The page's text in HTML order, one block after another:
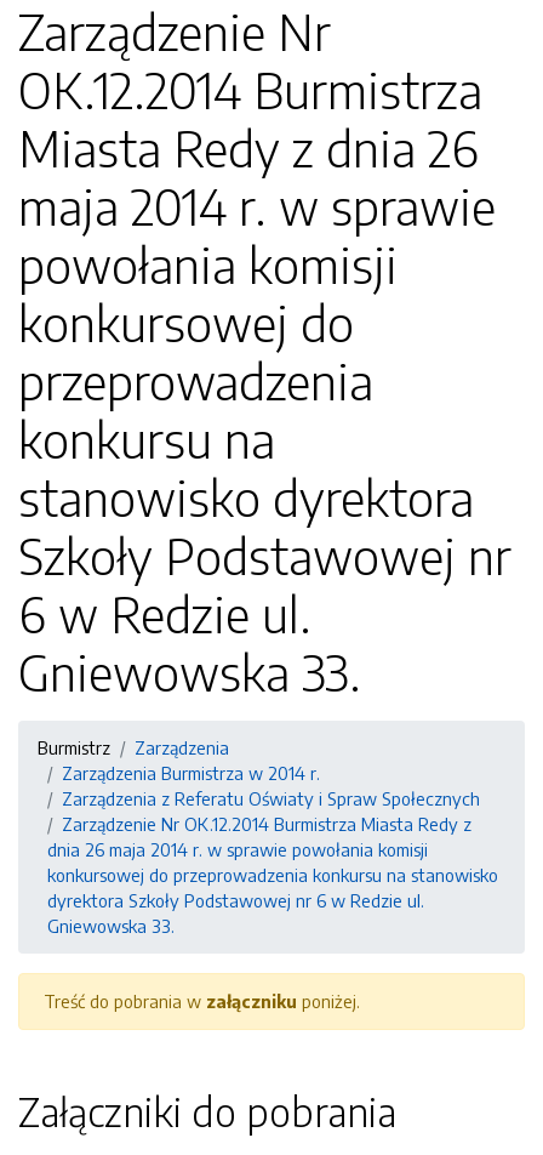
Zarządzenie Nr
OK.12.2014 Burmistrza
Miasta Redy z dnia 26
maja 2014 r. w sprawie
powołania komisji
konkursowej do
przeprowadzenia
konkursu na
stanowisko dyrektora
Szkoły Podstawowej nr
6 w Redzie ul.
Gniewowska 33.
Burmistrz
Zarządzenia
Zarządzenia Burmistrza w 2014 r.
Zarządzenia z Referatu Oświaty i Spraw Społecznych
Zarządzenie Nr OK.12.2014 Burmistrza Miasta Redy z
dnia 26 maja 2014 r. w sprawie powołania komisji
konkursowej do przeprowadzenia konkursu na stanowisko
dyrektora Szkoły Podstawowej nr 6 w Redzie ul.
Gniewowska 33.
Treść do pobrania w załączniku poniżej.
Załączniki do pobrania